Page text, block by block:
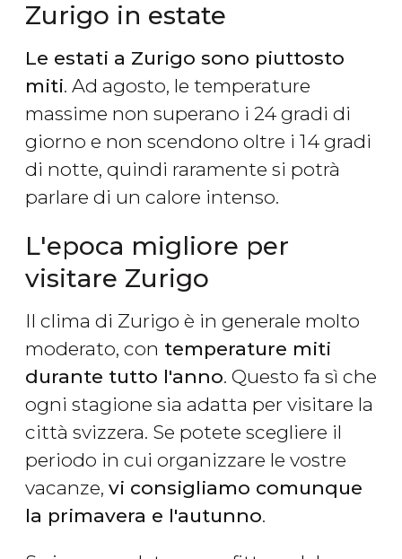
Zurigo in estate
Le estati a Zurigo sono piuttosto
miti. Ad agosto, le temperature
massime non superano i 24 gradi di
giorno e non scendono oltre i 14 gradi
di notte, quindi raramente si potrà
parlare di un calore intenso.
L'epoca migliore per
visitare Zurigo
Il clima di Zurigo è in generale molto
moderato, con temperature miti
durante tutto l'anno. Questo fa sì che
ogni stagione sia adatta per visitare la
città svizzera. Se potete scegliere il
periodo in cui organizzare le vostre
vacanze, vi consigliamo comunque
la primavera e l'autunno.